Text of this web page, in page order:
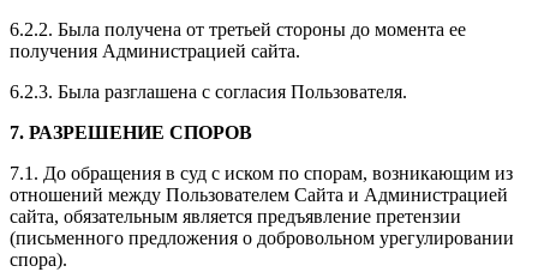
6.2.2. Была получена от третьей стороны до момента ее
получения Администрацией сайта.
6.2.3. Была разглашена с согласия Пользователя.
7. РАЗРЕШЕНИЕ СПОРОВ
7.1. До обращения в суд с иском по спорам, возникающим из
отношений между Пользователем Сайта и Администрацией
сайта, обязательным является предъявление претензии
(письменного предложения о добровольном урегулировании
спора).